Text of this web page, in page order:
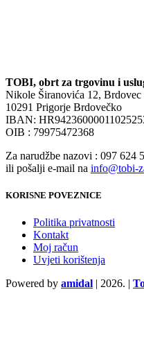
TOBI, obrt za trgovinu i
Nikole Širanovića 12, Brdovec
10291 Prigorje Brdovečko
IBAN:
OIB : 79975472368
Za narudžbe nazovi : 097 624
ili pošalji e-mail na info@tobi-
KORISNE POVEZNICE
Politika privatnosti
Kontakt
Moj račun
Uvjeti korištenja
Powered by amidal | 2026. |